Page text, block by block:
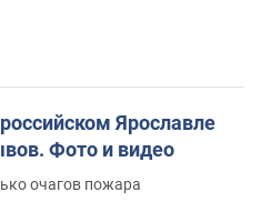
Ярославле
Фото и видео
очагов пожара